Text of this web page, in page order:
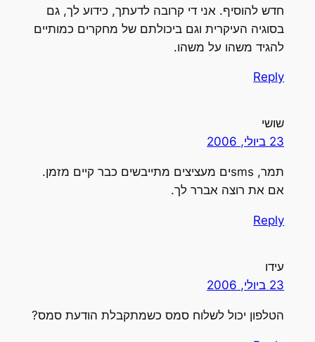
חדש להוסיף. אני די קרובה לדעתך, כידוע לך, גם
בסוגיה העיקרית וגם ביכולתם של מחקרים כמותיים
להגיד משהו על משהו.
Reply
שושי
23 ביולי, 2006
תמר, smsים מעציצים מתייבשים כבר קיים מזמן.
אם את רוצה אברר לך.
Reply
עידו
23 ביולי, 2006
הטלפון יכול לשלוח סמס כשמתקבלת הודעת סמס?